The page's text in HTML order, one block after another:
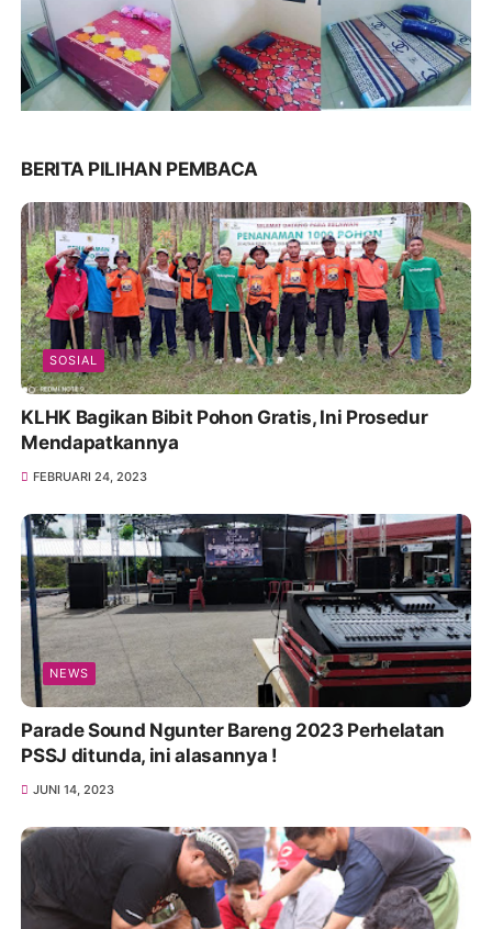
BERITA PILIHAN PEMBACA
SOSIAL
KLHK Bagikan Bibit Pohon Gratis, Ini Prosedur
Mendapatkannya
FEBRUARI 24, 2023
NEWS
Parade Sound Ngunter Bareng 2023 Perhelatan
PSSJ ditunda, ini alasannya !
JUNI 14, 2023